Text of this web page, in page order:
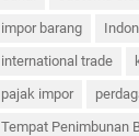
impor barang
international trade
pajak impor
Tempat Penimbunan